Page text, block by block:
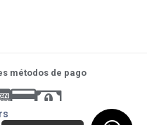
métodos de pago